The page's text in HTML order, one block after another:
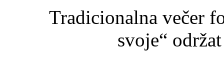
Tradicionalna večer
svoje“